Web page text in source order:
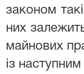
законом
них
майнових
із